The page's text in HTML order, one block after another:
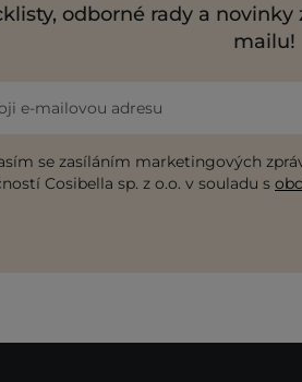
odborné rady a
mailu!
e-mailovou adresu
se zasíláním marketingových
Cosibella sp. z o.o. v souladu s